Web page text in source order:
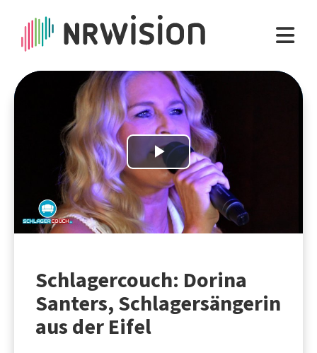
Play
Video
Schlagercouch: Dorina
Santers, Schlagersängerin
aus der Eifel